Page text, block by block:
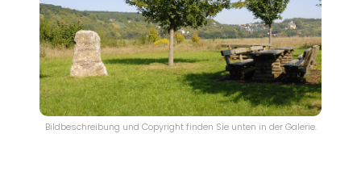
Bildbeschreibung und Copyright finden Sie unten in der Galerie.